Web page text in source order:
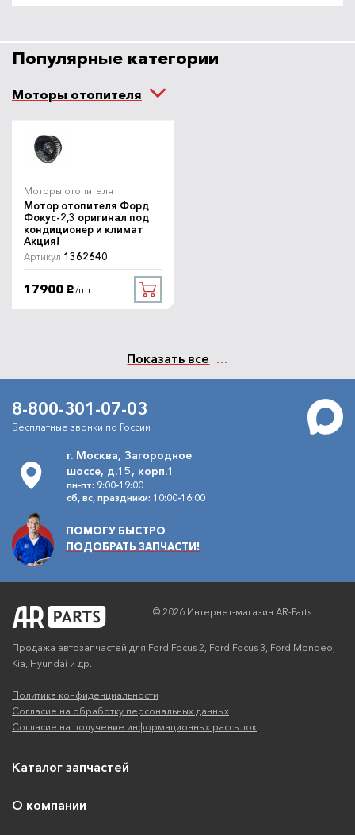
Популярные категории
Моторы отопителя
Моторы отопителя
Мотор отопителя Форд
Фокус-2,3 оригинал под
кондиционер и климат
Акция!
Артикул 1362640
17900 руб. /шт.
Показать все
8-800-301-07-03
Бесплатные звонки по России
г. Москва, Загородное
шоссе, д.15, корп.1
пн-пт: 9:00-19:00
сб, вс, праздники: 10:00-16:00
ПОМОГУ БЫСТРО
ПОДОБРАТЬ ЗАПЧАСТИ!
© 2026 Интернет-магазин AR-Parts
Продажа автозапчастей для Ford Focus 2, Ford Focus 3, Ford Mondeo,
Kia, Hyundai и др.
Политика конфиденциальности
Согласие на обработку персональных данных
Согласие на получение информационных рассылок
Каталог запчастей
О компании